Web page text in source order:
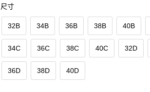
尺寸
32B 34B 36B 38B 40B
34C 36C 38C 40C 32D
36D 38D 40D